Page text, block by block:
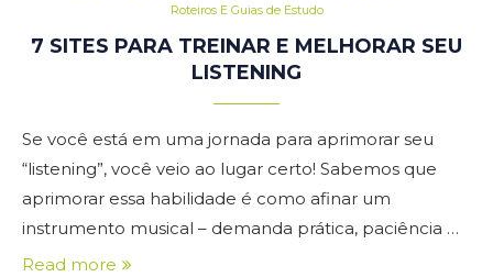
Roteiros E Guias de Estudo
7 SITES PARA TREINAR E MELHORAR SEU
LISTENING
Se você está em uma jornada para aprimorar seu
“listening”, você veio ao lugar certo! Sabemos que
aprimorar essa habilidade é como afinar um
instrumento musical – demanda prática, paciência …
Read more